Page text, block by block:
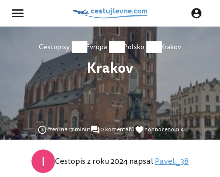
Cestopisy Evropa Polsko Krakov
Krakov
čtení na 17 minut 0 komentářů hodnoceno 0 x
Cestopis z roku 2024 napsalPavel _38